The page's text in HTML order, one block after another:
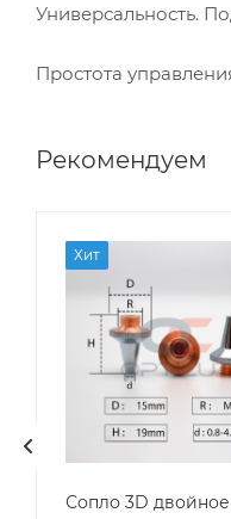
Универсальность.
Простота
Рекомендуем
Хит
Сопло 3D двойное